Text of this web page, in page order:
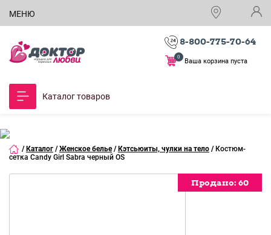
МЕНЮ
8-800-775-70-64
Ваша корзина пуста
0
Каталог товаров
/ Каталог / Женское белье / Кэтсьюиты, чулки на тело / Костюм-
сетка Candy Girl Sabra черный OS
Продано: 60
Продано: 60
Продано: 60
Продано: 60
Продано: 60